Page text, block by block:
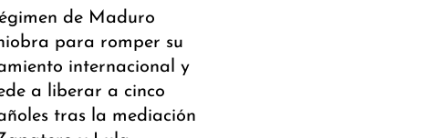
de Maduro
para romper su
internacional y
a liberar a cinco
tras la mediación